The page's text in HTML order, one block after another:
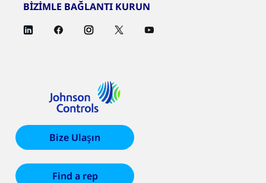
BİZİMLE BAĞLANTI KURUN
Bize Ulaşın
Find a rep